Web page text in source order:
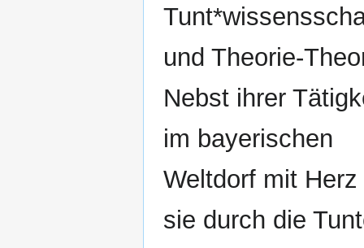
und Theorie-
Nebst ihrer
im bayerischen
Weltdorf mit
sie durch die